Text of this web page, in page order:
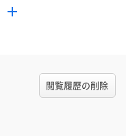
閲覧履歴の削除